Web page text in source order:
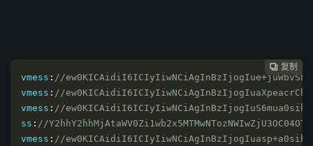
 复制
 复制
 复制
vmess : //
vmess : //
vmess : //
ss : //
vmess : //